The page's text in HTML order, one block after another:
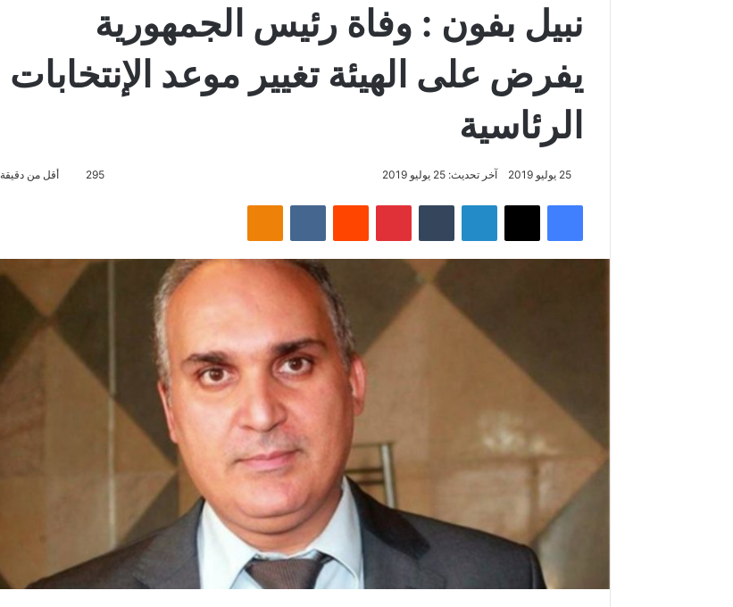
نبيل بفون : وفاة رئيس الجمهورية
يفرض على الهيئة تغيير موعد الإنتخابات
الرئاسية
25 يوليو 2019 آخر تحديث: 25 يوليو 2019 295 أقل من دقيقة
فيسبوك لينكدإن بينتيريست